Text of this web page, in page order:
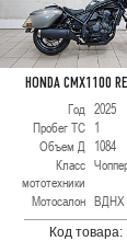
HONDA CMX1100
Год 2025
Пробег ТС 1
Объем Д
1084
Класс
мототехники
Мотосалон ВДНХ
Код товара: